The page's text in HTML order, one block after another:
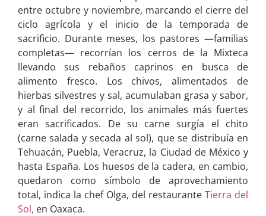
entre octubre y noviembre, marcando el cierre del
ciclo agrícola y el inicio de la temporada de
sacrificio. Durante meses, los pastores —familias
completas— recorrían los cerros de la Mixteca
llevando sus rebaños caprinos en busca de
alimento fresco. Los chivos, alimentados de
hierbas silvestres y sal, acumulaban grasa y sabor,
y al final del recorrido, los animales más fuertes
eran sacrificados. De su carne surgía el chito
(carne salada y secada al sol), que se distribuía en
Tehuacán, Puebla, Veracruz, la Ciudad de México y
hasta España. Los huesos de la cadera, en cambio,
quedaron como símbolo de aprovechamiento
total, indica la chef Olga, del restaurante Tierra del
Sol, en Oaxaca.